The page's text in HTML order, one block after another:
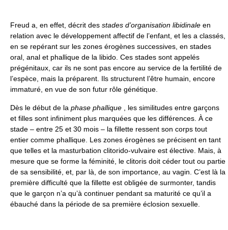
Freud a, en effet, décrit des stades d’organisation libidinale en
relation avec le développement affectif de l’enfant, et les a classés,
en se repérant sur les zones érogènes successives, en stades
oral, anal et phallique de la libido. Ces stades sont appelés
prégénitaux, car ils ne sont pas encore au service de la fertilité de
l’espèce, mais la préparent. Ils structurent l’être humain, encore
immaturé, en vue de son futur rôle génétique.
Dès le début de la phase phallique , les similitudes entre garçons
et filles sont infiniment plus marquées que les différences. À ce
stade – entre 25 et 30 mois – la fillette ressent son corps tout
entier comme phallique. Les zones érogènes se précisent en tant
que telles et la masturbation clitorido-vulvaire est élective. Mais, à
mesure que se forme la féminité, le clitoris doit céder tout ou partie
de sa sensibilité, et, par là, de son importance, au vagin. C’est là la
première difficulté que la fillette est obligée de surmonter, tandis
que le garçon n’a qu’à continuer pendant sa maturité ce qu’il a
ébauché dans la période de sa première éclosion sexuelle.